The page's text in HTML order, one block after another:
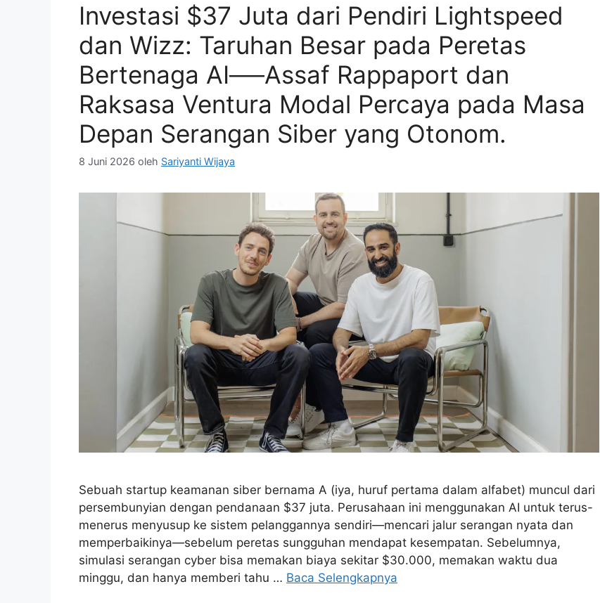
Investasi $37 Juta dari Pendiri Lightspeed
dan Wizz: Taruhan Besar pada Peretas
Bertenaga AI──Assaf Rappaport dan
Raksasa Ventura Modal Percaya pada Masa
Depan Serangan Siber yang Otonom.
8 Juni 2026 oleh Sariyanti Wijaya
Sebuah startup keamanan siber bernama A (iya, huruf pertama dalam alfabet) muncul dari
persembunyian dengan pendanaan $37 juta. Perusahaan ini menggunakan AI untuk terus-
menerus menyusup ke sistem pelanggannya sendiri—mencari jalur serangan nyata dan
memperbaikinya—sebelum peretas sungguhan mendapat kesempatan. Sebelumnya,
simulasi serangan cyber bisa memakan biaya sekitar $30.000, memakan waktu dua
minggu, dan hanya memberi tahu … Baca Selengkapnya